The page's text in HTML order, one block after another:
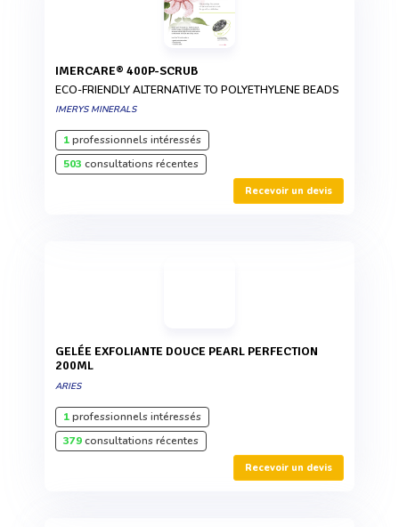
IMERCARE® 400P-SCRUB
ECO-FRIENDLY ALTERNATIVE TO POLYETHYLENE BEADS
IMERYS MINERALS
1professionnels intéressés
503 consultations récentes
Recevoir un devis
GELÉE EXFOLIANTE DOUCE PEARL PERFECTION
200ML
ARIES
1professionnels intéressés
379consultations récentes
Recevoir un devis